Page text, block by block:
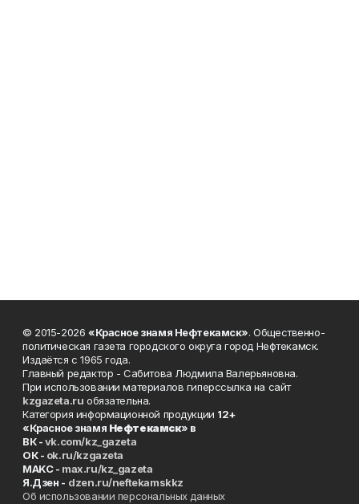
© 2015-2026 «Красное знамя Нефтекамск». Общественно-
политическая газета городского округа город Нефтекамск.
Издаётся с 1965 года.
Главный редактор - Сабитова Людмила Валерьяновна.
При использовании материалов гиперссылка на сайт
kzgazeta.ru обязательна.
Категория информационной продукции 12+
«Красное знамя Нефтекамск» в
ВК -vk.com/kz_gazeta
ОК - ok.ru/kzgazeta
MAKC - max.ru/kz_gazeta
Я.Дзен - dzen.ru/neftekamskkz
Об использовании персональных данных